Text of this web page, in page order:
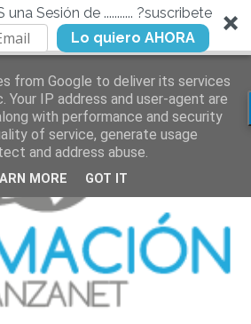
una Sesión de ........... ?suscribete
Lo quiero AHORA
from Google to deliver its services
Your IP address and user-agent are
with performance and security
of service, generate usage
and address abuse.
MORE GOT IT